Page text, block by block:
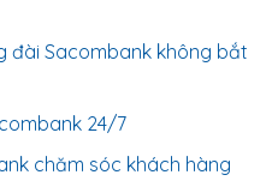
đài Sacombank không bắt
24/7
chăm sóc khách hàng